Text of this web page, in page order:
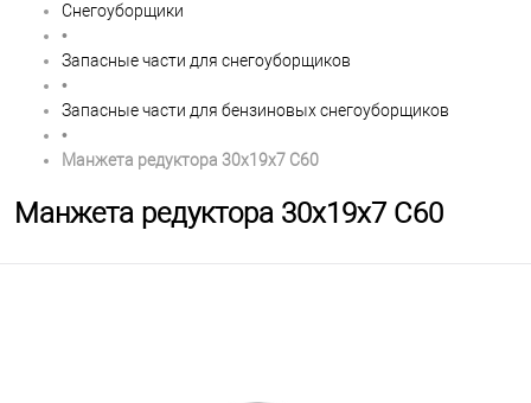
Снегоуборщики
•
Запасные части для снегоуборщиков
•
Запасные части для бензиновых снегоуборщиков
•
Манжета редуктора 30х19х7 C60
Манжета редуктора 30х19х7 C60